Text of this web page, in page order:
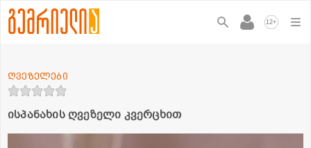
12+
ისპანახის ღვეზელი კვერცხით
ღვეზელები